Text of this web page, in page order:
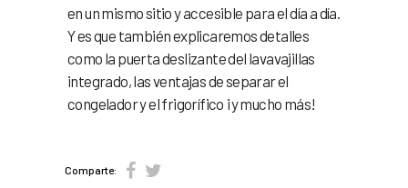
en un mismo sitio y accesible para el día a día.
Y es que también explicaremos detalles
como la puerta deslizante del lavavajillas
integrado, las ventajas de separar el
congelador y el frigorífico ¡y mucho más!
Comparte: